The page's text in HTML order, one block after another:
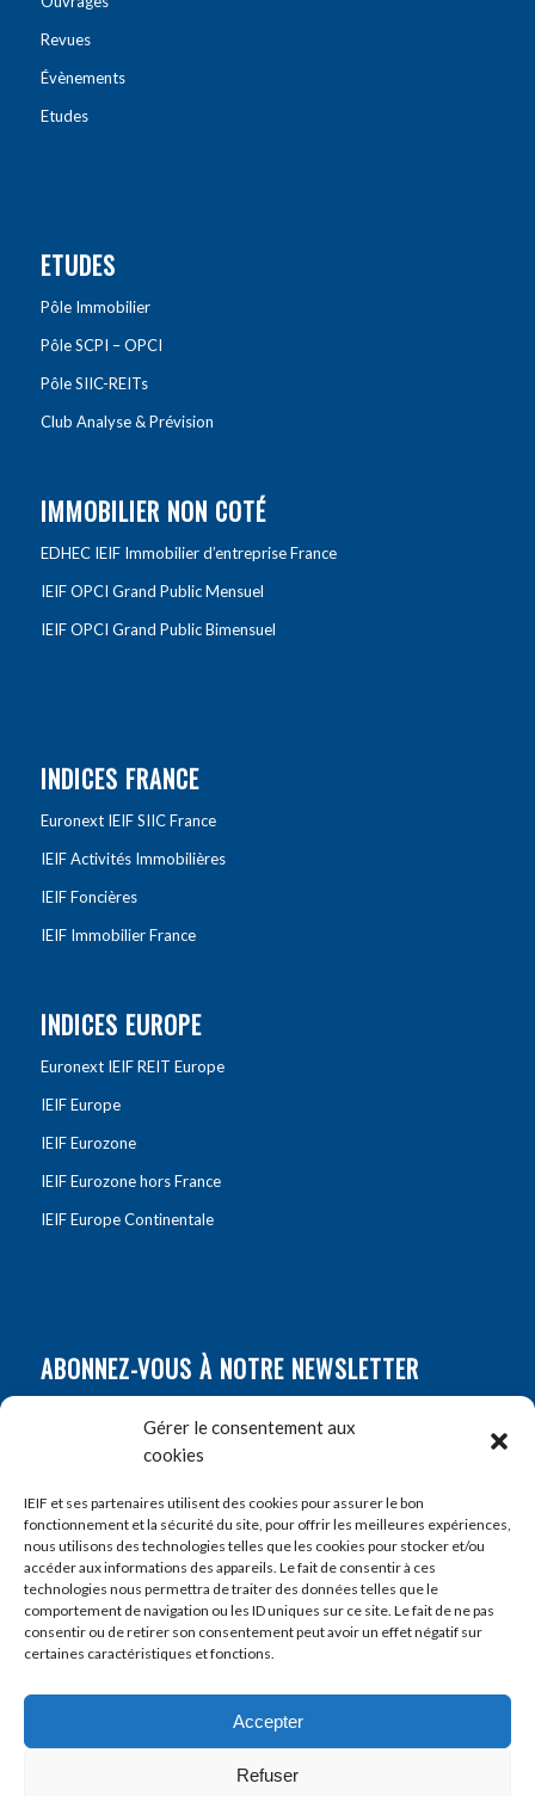
Gérer le consentement aux
cookies
IEIF et ses partenaires utilisent des cookies pour assurer le bon
fonctionnement et la sécurité du site, pour offrir les meilleures expériences,
nous utilisons des technologies telles que les cookies pour stocker et/ou
accéder aux informations des appareils. Le fait de consentir à ces
technologies nous permettra de traiter des données telles que le
comportement de navigation ou les ID uniques sur ce site. Le fait de ne pas
consentir ou de retirer son consentement peut avoir un effet négatif sur
certaines caractéristiques et fonctions.
Accepter
Refuser
Revues
Évènements
Etudes
ETUDES
Pôle Immobilier
Pôle SCPI – OPCI
Pôle SIIC-REITs
Club Analyse & Prévision
IMMOBILIER NON COTÉ
EDHEC IEIF Immobilier d’entreprise France
IEIF OPCI Grand Public Mensuel
IEIF OPCI Grand Public Bimensuel
INDICES FRANCE
Euronext IEIF SIIC France
IEIF Activités Immobilières
IEIF Foncières
IEIF Immobilier France
INDICES EUROPE
Euronext IEIF REIT Europe
IEIF Europe
IEIF Eurozone
IEIF Eurozone hors France
IEIF Europe Continentale
ABONNEZ-VOUS À NOTRE NEWSLETTER
Prénom*
E-mail*